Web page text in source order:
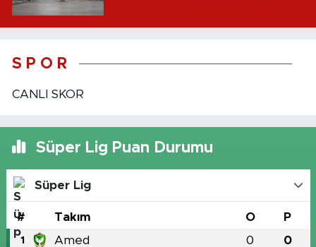
S P O R
CANLI SKOR
Süper Lig Puan Durumu
Süper Lig
# Takım O P
1 Amed 0 0